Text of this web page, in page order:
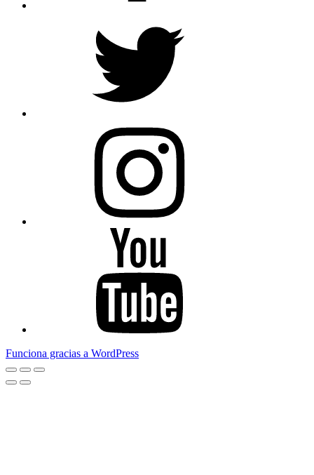
Funciona gracias a WordPress